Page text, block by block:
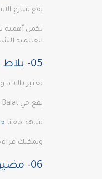
يقع شارع
تكمن أهمية
العالمية
05- بلاط اسطنبول Balat Sehenswürdigkeiten
تعتبر
يقع حي Balat التاريخي بين منطقتي Ayvansaray وFener وهو يجذب الانتباه إليه لأنه يعكس التنوع الثقافي بين الأرمن واليهود الذين عاشوا معًا في المنطقة.
شاهد معنا
ويمكنك
06- مضيق البوسفور